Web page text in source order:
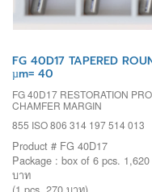
FG 40D17 TAPERED
µm= 40
FG 40D17 RESTORATION
CHAMFER MARGIN
855 ISO 806 314 197 514 013
Product # FG 40D17
Package : box of 6 pcs. 1,620
บาท